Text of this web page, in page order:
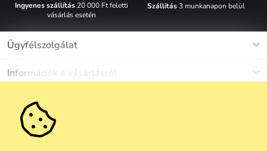
Ingyenes szállítás20 000 Ft feletti
vásárlás esetén
Szállítás3 munkanapon belül
Ügyfélszolgálat
+36 1 808 9989
Információk a vásárlásról
Gyakori kérdések
Anyagok és karbantartás
Egyéb információk
Rólunk
Karrier
Ne maradj le semmiről!